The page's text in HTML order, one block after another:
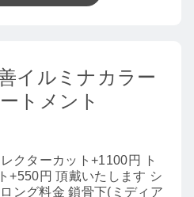
イルミナカラー
トメント
クターカット+1100円 ト
+550円 頂戴いたします シ
ング料金 鎖骨下(ミディア